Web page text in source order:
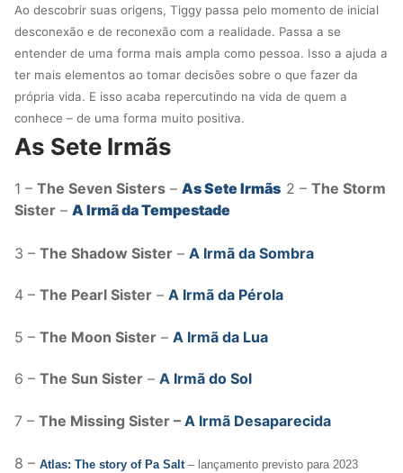
Ao descobrir suas origens, Tiggy passa pelo momento de inicial
desconexão e de reconexão com a realidade. Passa a se
entender de uma forma mais ampla como pessoa. Isso a ajuda a
ter mais elementos ao tomar decisões sobre o que fazer da
própria vida. E isso acaba repercutindo na vida de quem a
conhece – de uma forma muito positiva.
As Sete Irmãs
1 – The Seven Sisters – As Sete Irmãs 2 – The Storm
Sister – A Irmã da Tempestade
3 – The Shadow Sister – A Irmã da Sombra
4 – The Pearl Sister – A Irmã da Pérola
5 – The Moon Sister – A Irmã da Lua
6 – The Sun Sister – A Irmã do Sol
7 – The Missing Sister – A Irmã Desaparecida
8 – Atlas: The story of Pa Salt – lançamento previsto para 2023